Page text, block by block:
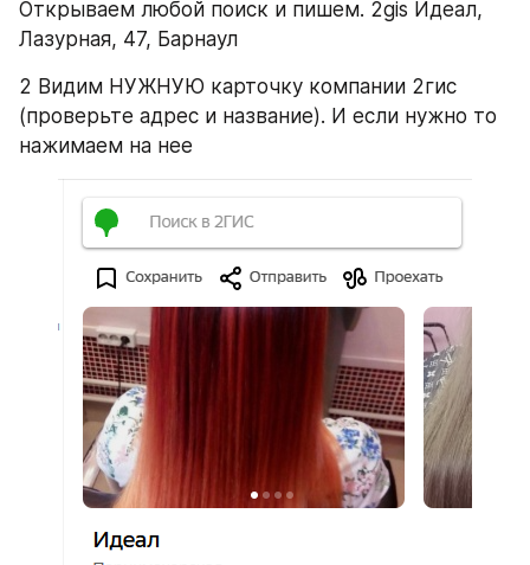
Открываем любой поиск и пишем. 2gis Идеал, ​
Лазурная, 47, Барнаул
2 Видим НУЖНУЮ карточку компании 2гис
(проверьте адрес и название). И если нужно то
нажимаем на нее